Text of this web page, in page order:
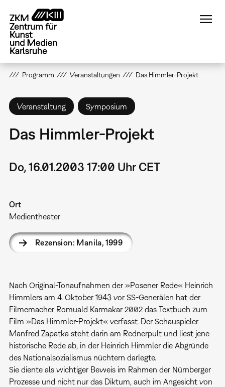
zum
Inhalt
Programm Veranstaltungen Das Himmler-Projekt
Veranstaltung Symposium
Das Himmler-Projekt
Do, 16.01.2003 17:00 Uhr CET
Ort
Medientheater
Rezension: Manila, 1999
Nach Original-Tonaufnahmen der »Posener Rede« Heinrich
Himmlers am 4. Oktober 1943 vor SS-Generälen hat der
Filmemacher Romuald Karmakar 2002 das Textbuch zum
Film »Das Himmler-Projekt« verfasst. Der Schauspieler
Manfred Zapatka steht darin am Rednerpult und liest jene
historische Rede ab, in der Heinrich Himmler die Abgründe
des Nationalsozialismus nüchtern darlegte.
Sie diente als wichtiger Beweis im Rahmen der Nürnberger
Prozesse und nicht nur das Diktum, auch im Angesicht von